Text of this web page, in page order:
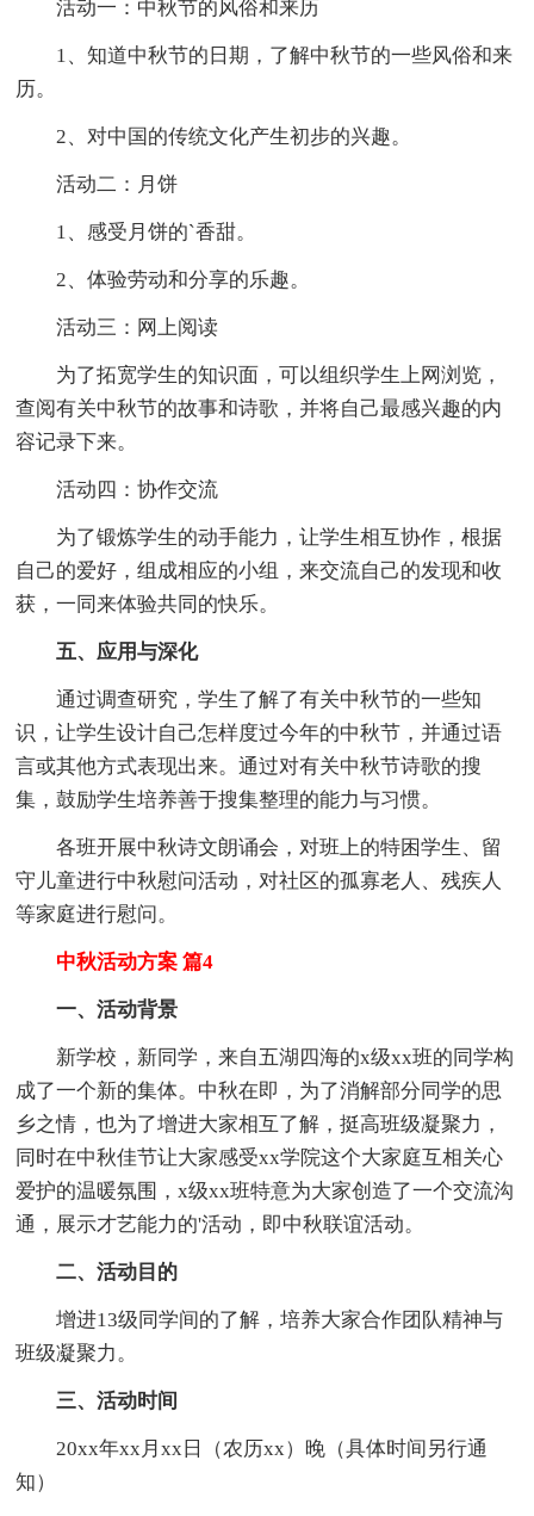
活动一：中秋节的风俗和来历
1、知道中秋节的日期，了解中秋节的一些风俗和来
历。
2、对中国的传统文化产生初步的兴趣。
活动二：月饼
1、感受月饼的`香甜。
2、体验劳动和分享的乐趣。
活动三：网上阅读
为了拓宽学生的知识面，可以组织学生上网浏览，
查阅有关中秋节的故事和诗歌，并将自己最感兴趣的内
容记录下来。
活动四：协作交流
为了锻炼学生的动手能力，让学生相互协作，根据
自己的爱好，组成相应的小组，来交流自己的发现和收
获，一同来体验共同的快乐。
五、应用与深化
通过调查研究，学生了解了有关中秋节的一些知
识，让学生设计自己怎样度过今年的中秋节，并通过语
言或其他方式表现出来。通过对有关中秋节诗歌的搜
集，鼓励学生培养善于搜集整理的能力与习惯。
各班开展中秋诗文朗诵会，对班上的特困学生、留
守儿童进行中秋慰问活动，对社区的孤寡老人、残疾人
等家庭进行慰问。
中秋活动方案 篇4
一、活动背景
新学校，新同学，来自五湖四海的x级xx班的同学构
成了一个新的集体。中秋在即，为了消解部分同学的思
乡之情，也为了增进大家相互了解，挺高班级凝聚力，
同时在中秋佳节让大家感受xx学院这个大家庭互相关心
爱护的温暖氛围，x级xx班特意为大家创造了一个交流沟
通，展示才艺能力的'活动，即中秋联谊活动。
二、活动目的
增进13级同学间的了解，培养大家合作团队精神与
班级凝聚力。
三、活动时间
20xx年xx月xx日（农历xx）晚（具体时间另行通
知）